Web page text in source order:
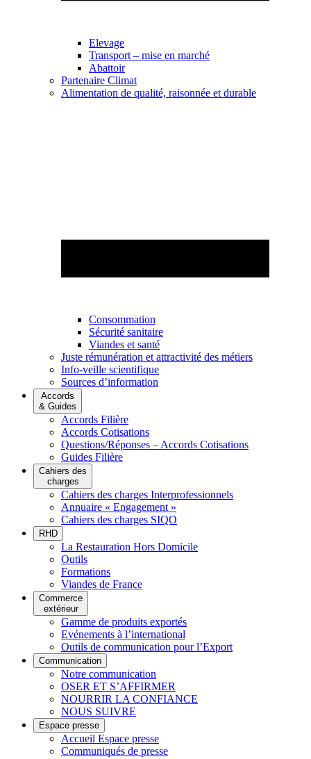
Elevage
Transport – mise en marché
Abattoir
Partenaire Climat
Alimentation de qualité, raisonnée et durable
Consommation
Sécurité sanitaire
Viandes et santé
Juste rémunération et attractivité des métiers
Info-veille scientifique
Sources d’information
Accords
& Guides
Accords Filière
Accords Cotisations
Questions/Réponses – Accords Cotisations
Guides Filière
Cahiers des
charges
Cahiers des charges Interprofessionnels
Annuaire « Engagement »
Cahiers des charges SIQO
RHD
La Restauration Hors Domicile
Outils
Formations
Viandes de France
Commerce
extérieur
Gamme de produits exportés
Evénements à l’international
Outils de communication pour l’Export
Communication
Notre communication
OSER ET S’AFFIRMER
NOURRIR LA CONFIANCE
NOUS SUIVRE
Espace presse
Accueil Espace presse
Communiqués de presse